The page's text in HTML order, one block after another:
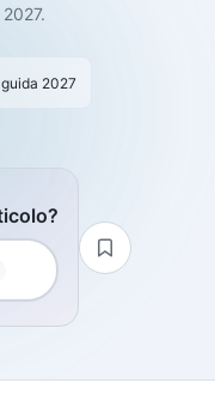
guida 2027